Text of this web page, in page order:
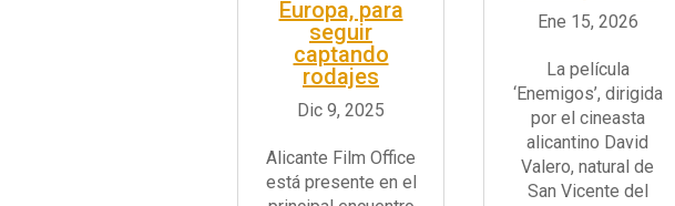
Europa, para
seguir
captando
rodajes
Alicante Film Office
está presente en el
La película
‘Enemigos’, dirigida
por el cineasta
alicantino David
Valero, natural de
San Vicente del